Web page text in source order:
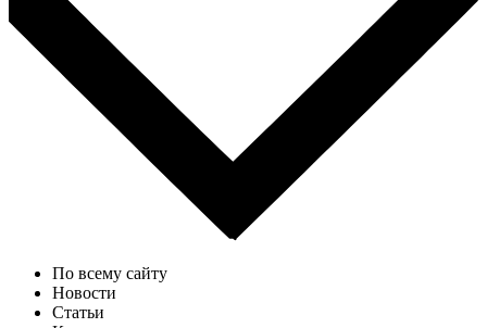
По всему сайту
Новости
Статьи